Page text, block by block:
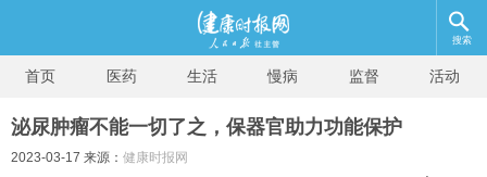
搜索
首页 医药 生活 慢病 监督 活动
泌尿肿瘤不能一切了之，保器官助力功能保护
2023-03-17 来源： 健康时报网